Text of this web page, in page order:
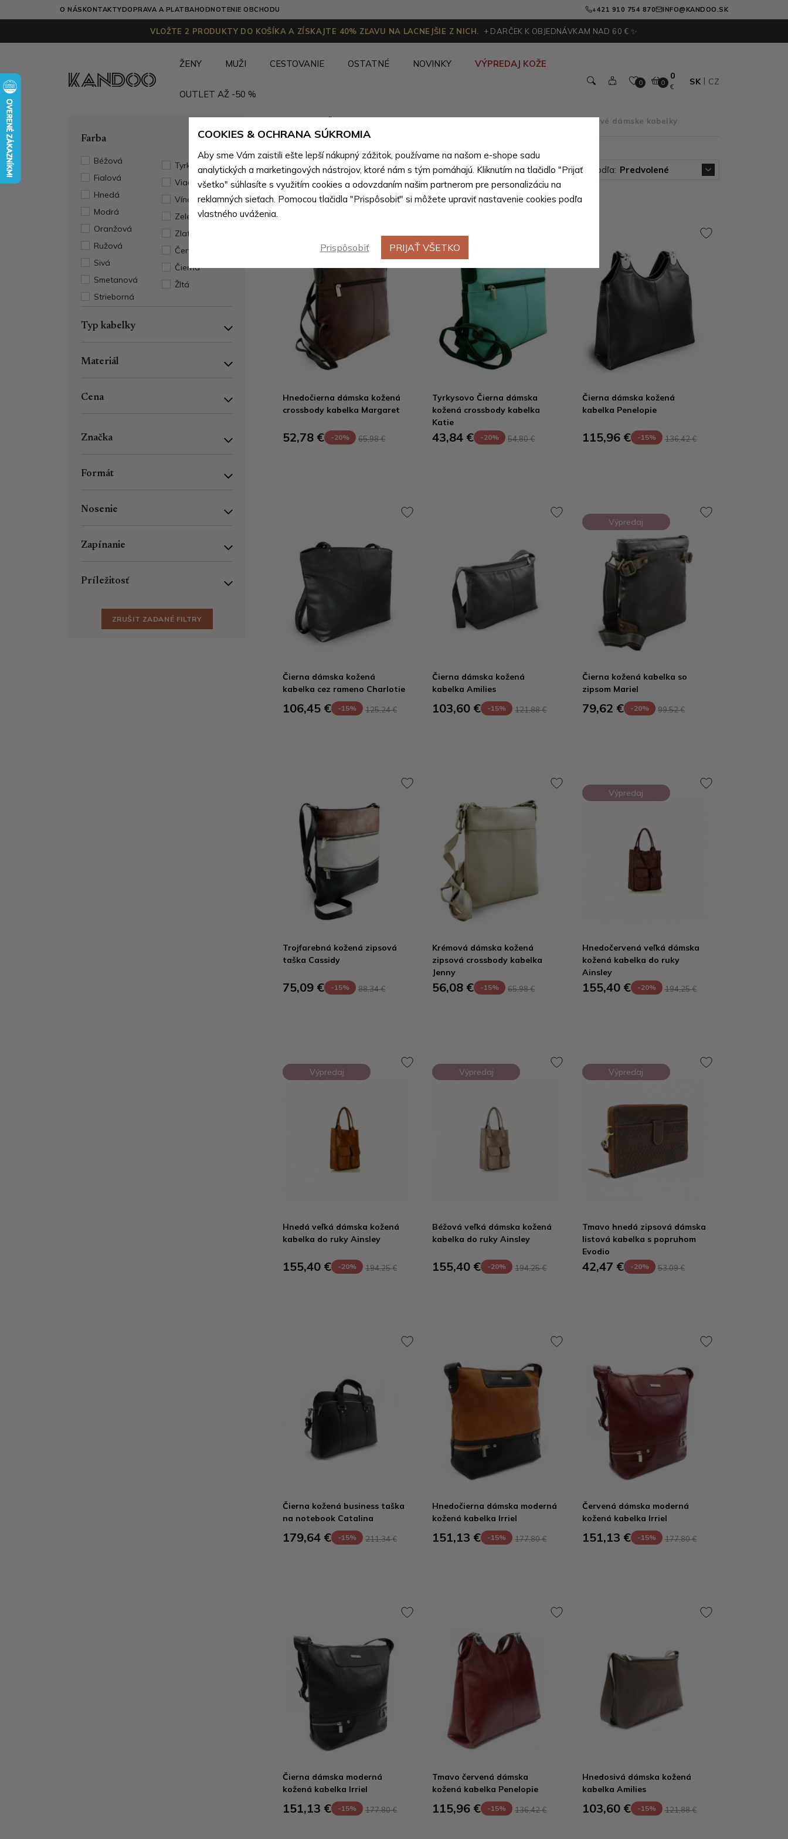
O NÁSKONTAKTYDOPRAVA A PLATBAHODNOTENIE OBCHODU +421 910 754 870 INFO@KANDOO.SK
VLOŽTE 2 PRODUKTY DO KOŠÍKA A ZÍSKAJTE 40% ZĽAVU NA LACNEJŠIE Z NICH. + DARČEK K OBJEDNÁVKAM NAD 60 € ✨
ŽENY MUŽI CESTOVANIE OSTATNÉ NOVINKY VÝPREDAJ KOŽE
OUTLET AŽ -50 %
0 0
0
€
SK CZ
Farba
Béžová
Fialová
Hnedá
Modrá
Oranžová
Ružová
Sivá
Smetanová
Strieborná
Tyrkysová
Viacfarebná
Vínová
Zelená
Zlatá
Červená
Čierna
Žltá
Typ kabelky
Materiál
Cena
Značka
Formát
Nosenie
Zapínanie
Príležitosť
ZRUŠIT ZADANÉ FILTRY
Zipsové dámske kabelky
Zipsové dámske kabelky (122 produktov) Zoradiť podľa: Predvolené
Výpredaj
Hnedočierna dámska kožená
crossbody kabelka Margaret
52,78 € -20% 65,98 €
Výpredaj
Tyrkysovo Čierna dámska
kožená crossbody kabelka
Katie
43,84 € -20% 54,80 €
Čierna dámska kožená
kabelka Penelopie
115,96 € -15% 136,42 €
Čierna dámska kožená
kabelka cez rameno Charlotie
106,45 € -15% 125,24 €
Čierna dámska kožená
kabelka Amilies
103,60 € -15% 121,88 €
Výpredaj
Čierna kožená kabelka so
zipsom Mariel
79,62 € -20% 99,52 €
Trojfarebná kožená zipsová
taška Cassidy
75,09 € -15% 88,34 €
Krémová dámska kožená
zipsová crossbody kabelka
Jenny
56,08 € -15% 65,98 €
Výpredaj
Hnedočervená veľká dámska
kožená kabelka do ruky
Ainsley
155,40 € -20% 194,25 €
Výpredaj
Hnedá veľká dámska kožená
kabelka do ruky Ainsley
155,40 € -20% 194,25 €
Výpredaj
Béžová veľká dámska kožená
kabelka do ruky Ainsley
155,40 € -20% 194,25 €
Výpredaj
Tmavo hnedá zipsová dámska
listová kabelka s popruhom
Evodio
42,47 € -20% 53,09 €
Čierna kožená business taška
na notebook Catalina
179,64 € -15% 211,34 €
Hnedočierna dámska moderná
kožená kabelka Irriel
151,13 € -15% 177,80 €
Červená dámska moderná
kožená kabelka Irriel
151,13 € -15% 177,80 €
Čierna dámska moderná
kožená kabelka Irriel
151,13 € -15% 177,80 €
Tmavo červená dámska
kožená kabelka Penelopie
115,96 € -15% 136,42 €
Hnedosivá dámska kožená
kabelka Amilies
103,60 € -15% 121,88 €
COOKIES & OCHRANA SÚKROMIA
Aby sme Vám zaistili ešte lepší nákupný zážitok, používame na našom e-shope sadu
analytických a marketingových nástrojov, ktoré nám s tým pomáhajú. Kliknutím na tlačidlo "Prijať
všetko" súhlasíte s využitím cookies a odovzdaním našim partnerom pre personalizáciu na
reklamných sieťach. Pomocou tlačidla "Prispôsobiť" si môžete upraviť nastavenie cookies podľa
vlastného uváženia.
Prispôsobiť PRIJAŤ VŠETKO